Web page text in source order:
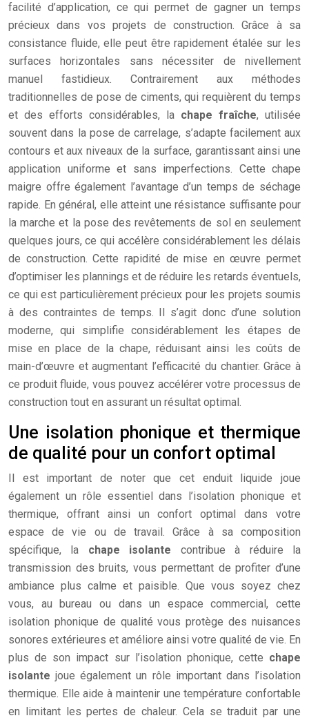
facilité d’application, ce qui permet de gagner un temps
précieux dans vos projets de construction. Grâce à sa
consistance fluide, elle peut être rapidement étalée sur les
surfaces horizontales sans nécessiter de nivellement
manuel fastidieux. Contrairement aux méthodes
traditionnelles de pose de ciments, qui requièrent du temps
et des efforts considérables, la chape fraîche, utilisée
souvent dans la pose de carrelage, s’adapte facilement aux
contours et aux niveaux de la surface, garantissant ainsi une
application uniforme et sans imperfections. Cette chape
maigre offre également l’avantage d’un temps de séchage
rapide. En général, elle atteint une résistance suffisante pour
la marche et la pose des revêtements de sol en seulement
quelques jours, ce qui accélère considérablement les délais
de construction. Cette rapidité de mise en œuvre permet
d’optimiser les plannings et de réduire les retards éventuels,
ce qui est particulièrement précieux pour les projets soumis
à des contraintes de temps. Il s’agit donc d’une solution
moderne, qui simplifie considérablement les étapes de
mise en place de la chape, réduisant ainsi les coûts de
main-d’œuvre et augmentant l’efficacité du chantier. Grâce à
ce produit fluide, vous pouvez accélérer votre processus de
construction tout en assurant un résultat optimal.
Une isolation phonique et thermique
de qualité pour un confort optimal
Il est important de noter que cet enduit liquide joue
également un rôle essentiel dans l’isolation phonique et
thermique, offrant ainsi un confort optimal dans votre
espace de vie ou de travail. Grâce à sa composition
spécifique, la chape isolante contribue à réduire la
transmission des bruits, vous permettant de profiter d’une
ambiance plus calme et paisible. Que vous soyez chez
vous, au bureau ou dans un espace commercial, cette
isolation phonique de qualité vous protège des nuisances
sonores extérieures et améliore ainsi votre qualité de vie. En
plus de son impact sur l’isolation phonique, cette chape
isolante joue également un rôle important dans l’isolation
thermique. Elle aide à maintenir une température confortable
en limitant les pertes de chaleur. Cela se traduit par une